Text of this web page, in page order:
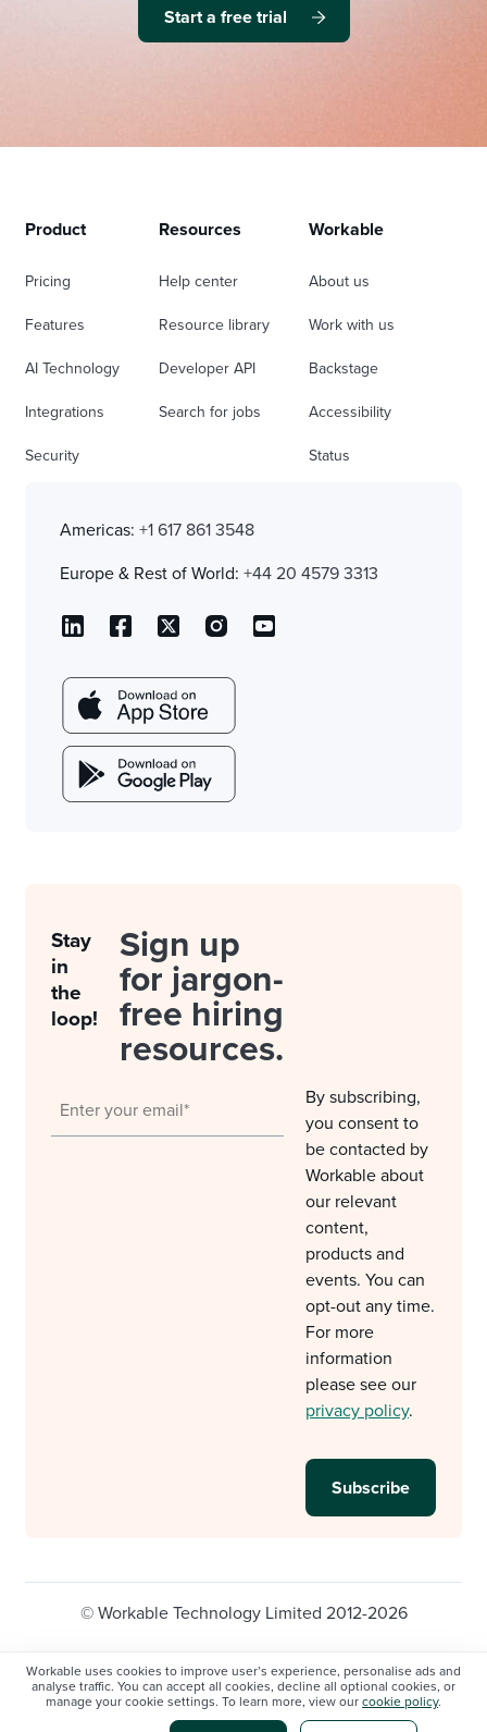
Workable uses cookies to improve user’s experience, personalise ads and
analyse traffic. You can accept all cookies, decline all optional cookies, or
manage your cookie settings. To learn more, view our cookie policy.
Start a free trial
Product
Pricing
Features
AI Technology
Integrations
Security
Resources
Help center
Resource library
Developer API
Search for jobs
Workable
About us
Work with us
Backstage
Accessibility
Status
Americas: +1 617 861 3548
Europe & Rest of World: +44 20 4579 3313
Stay
in
the
loop!
Sign up
for jargon-
free hiring
resources.
By subscribing,
you consent to
be contacted by
Workable about
our relevant
content,
products and
events. You can
opt-out any time.
For more
information
please see our
privacy policy.
© Workable Technology Limited 2012-2026
Privacy policy
Cookie Settings
Do not sell/share my personal information